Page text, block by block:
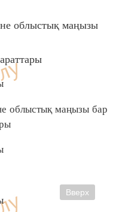
облыстық маңызы
облыстық маңызы бар
Вверх